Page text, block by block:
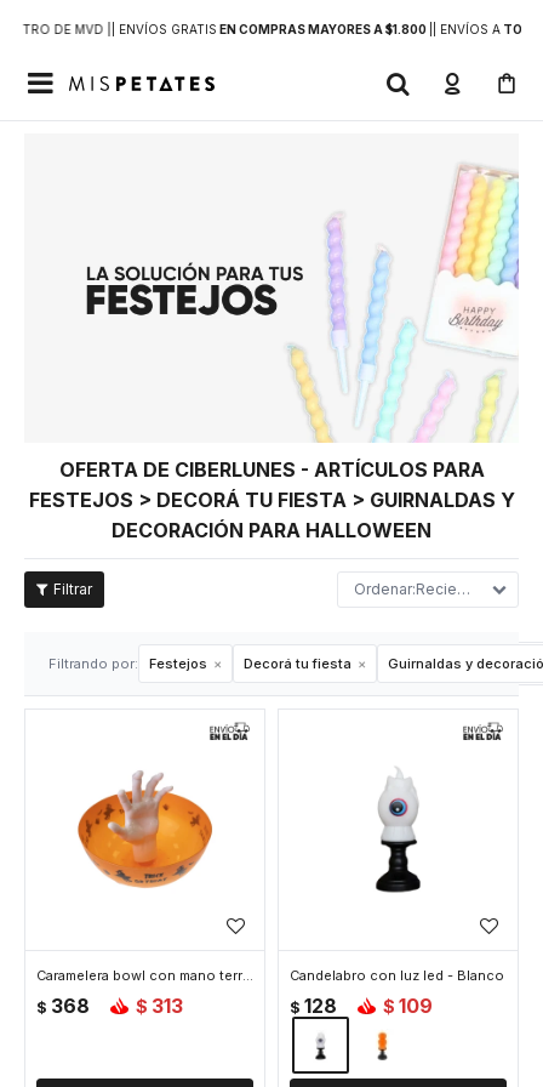
DE MVD | | ENVÍOS GRATIS EN COMPRAS MAYORES A $1.800 | ENVÍOS ATODO

OFERTA DE CIBERLUNES - ARTÍCULOS PARA
FESTEJOS > DECORÁ TU FIESTA > GUIRNALDAS Y
DECORACIÓN PARA HALLOWEEN
Recientes
Filtrando por: Festejos Decorá tu fiesta Guirnaldas y
Caramelera bowl con mano terrorifica - Naranja
$ 368 $ 313
Candelabro con luz led - Blanco
$ 128 $ 109